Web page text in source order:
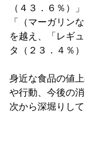
（４３．６％）
「（マーガリン
を越え、「レギ
タ（２３．４％
身近な食品の値
や行動、今後の
次から深堀りして